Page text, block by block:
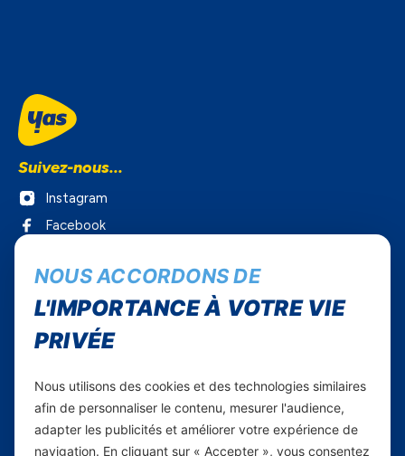
Suivez-nous...
Instagram
Facebook
Youtube
Yas Sénégal
Yas en Afrique
Axian Telecom
NOUS ACCORDONS DE
L'IMPORTANCE À VOTRE VIE
PRIVÉE
Nous utilisons des cookies et des technologies similaires
afin de personnaliser le contenu, mesurer l'audience,
adapter les publicités et améliorer votre expérience de
navigation. En cliquant sur « Accepter », vous consentez